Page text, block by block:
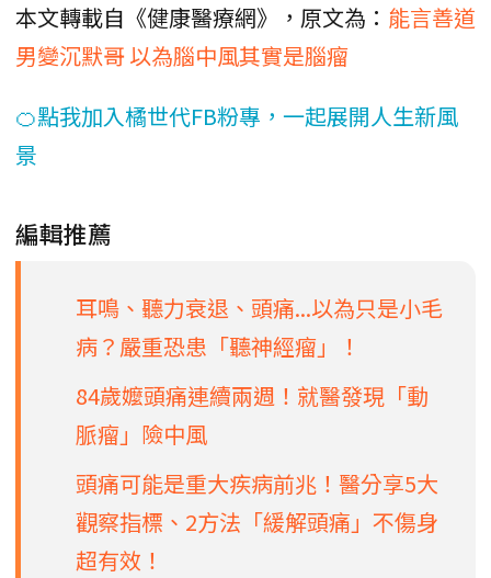
本文轉載自《健康醫療網》，原文為： 能言善道
男變沉默哥 以為腦中風其實是腦瘤
🍊點我加入橘世代FB粉專，一起展開人生新風
景
編輯推薦
耳鳴、聽力衰退、頭痛...以為只是小毛
病？嚴重恐患「聽神經瘤」！
84歲嬤頭痛連續兩週！就醫發現「動
脈瘤」險中風
頭痛可能是重大疾病前兆！醫分享5大
觀察指標、2方法「緩解頭痛」不傷身
超有效！